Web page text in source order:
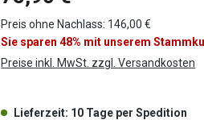
Preis ohne Nachlass: 146,00 €
Sie sparen 48% mit unserem
Preise inkl. MwSt. zzgl. Versandkosten
Lieferzeit: 10 Tage per Spedition